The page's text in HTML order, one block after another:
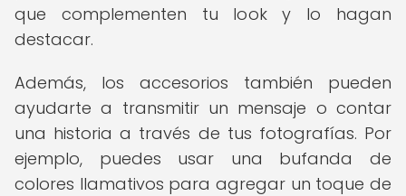
que complementen tu look y lo hagan
destacar.
Además, los accesorios también pueden
ayudarte a transmitir un mensaje o contar
una historia a través de tus fotografías. Por
ejemplo, puedes usar una bufanda de
colores llamativos para agregar un toque de